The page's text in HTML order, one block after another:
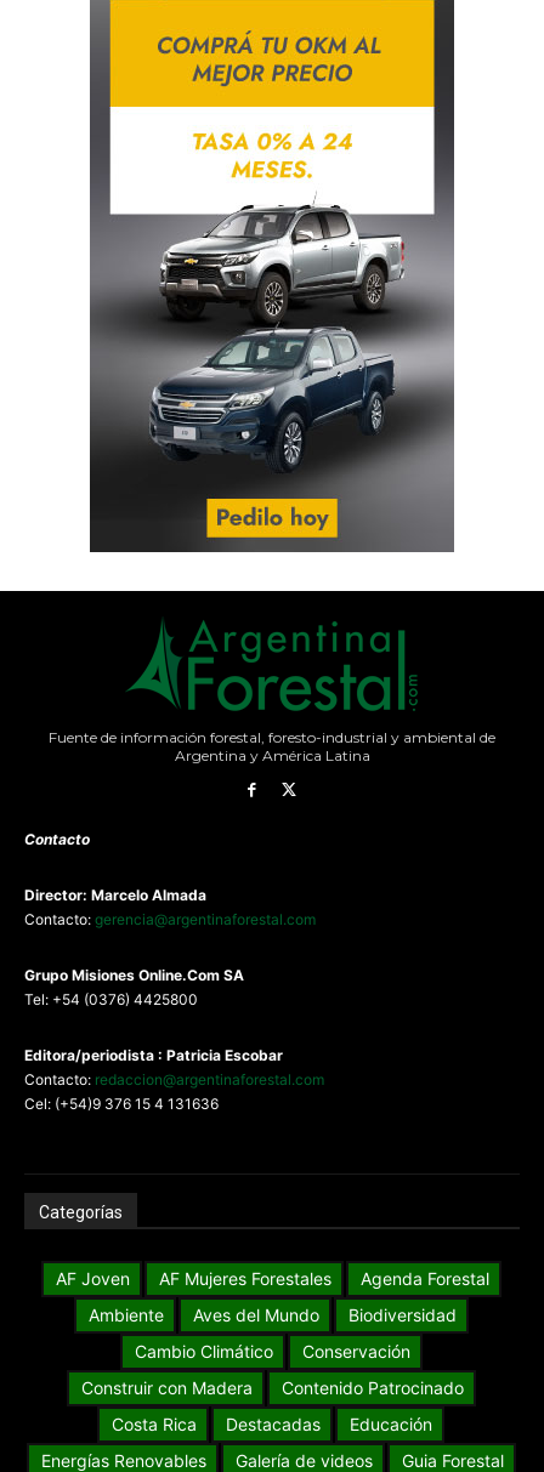
Fuente de información forestal, foresto-industrial y ambiental de
Argentina y América Latina
Contacto
Director: Marcelo Almada
Contacto: gerencia@argentinaforestal.com
Grupo Misiones Online.Com SA
Tel: +54 (0376) 4425800
Editora/periodista : Patricia Escobar
Contacto: redaccion@argentinaforestal.com
Cel: (+54)9 376 15 4 131636
Categorías
AF Joven AF Mujeres Forestales
Agenda Forestal
Ambiente
Aves del Mundo
Biodiversidad
Cambio Climático
Conservación
Construir con Madera
Contenido Patrocinado
Costa Rica
Destacadas
Educación
Energías Renovables
Galería de videos
Guia Forestal